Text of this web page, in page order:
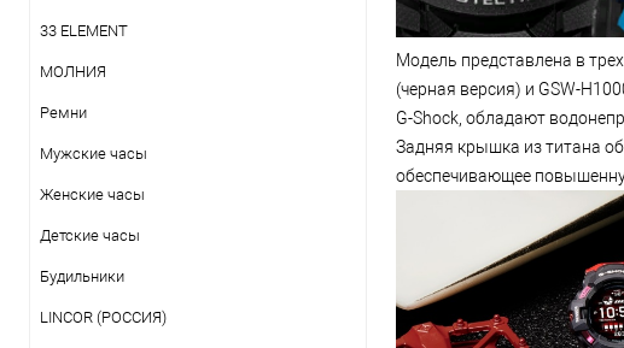
33 ELEMENT
МОЛНИЯ
Ремни
Мужские часы
Женские часы
Детские часы
Будильники
LINCOR (РОССИЯ)
Модель представлена в
(черная версия) и GSW-
G-Shock, обладают
Задняя крышка из титана
обеспечивающее